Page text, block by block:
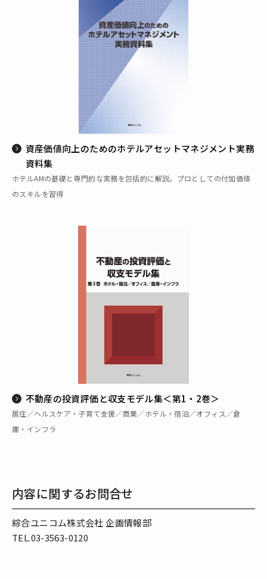
資産価値向上のためのホテルアセットマネジメント実務
資料集
ホテルAMの基礎と専門的な実務を包括的に解説。プロとしての付加価値
のスキルを習得
不動産の投資評価と収支モデル集＜第1・2巻＞
居住／ヘルスケア・子育て支援／商業／ホテル・宿泊／オフィス／倉
庫・インフラ
内容に関するお問合せ
綜合ユニコム株式会社 企画情報部
TEL.03-3563-0120